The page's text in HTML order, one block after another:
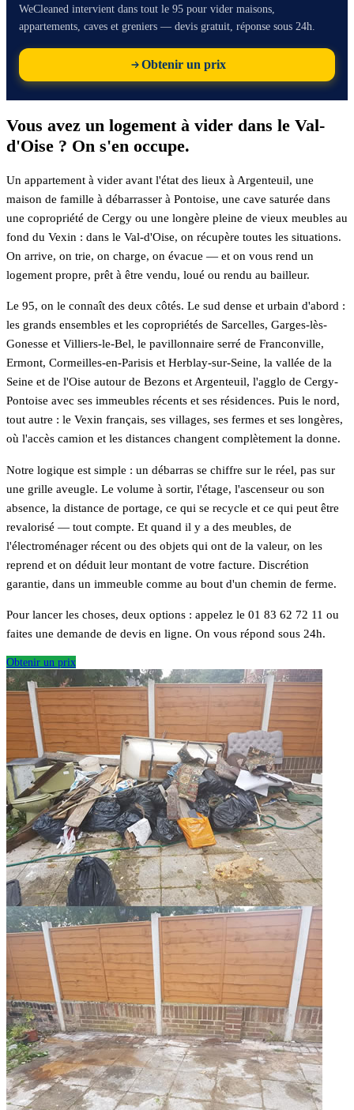
WeCleaned intervient dans tout le 95 pour vider maisons,
appartements, caves et greniers — devis gratuit, réponse sous 24h.
Obtenir un prix
Vous avez un logement à vider dans le Val-
d'Oise ? On s'en occupe.
Un appartement à vider avant l'état des lieux à Argenteuil, une
maison de famille à débarrasser à Pontoise, une cave saturée dans
une copropriété de Cergy ou une longère pleine de vieux meubles au
fond du Vexin : dans le Val-d'Oise, on récupère toutes les situations.
On arrive, on trie, on charge, on évacue — et on vous rend un
logement propre, prêt à être vendu, loué ou rendu au bailleur.
Le 95, on le connaît des deux côtés. Le sud dense et urbain d'abord :
les grands ensembles et les copropriétés de Sarcelles, Garges-lès-
Gonesse et Villiers-le-Bel, le pavillonnaire serré de Franconville,
Ermont, Cormeilles-en-Parisis et Herblay-sur-Seine, la vallée de la
Seine et de l'Oise autour de Bezons et Argenteuil, l'agglo de Cergy-
Pontoise avec ses immeubles récents et ses résidences. Puis le nord,
tout autre : le Vexin français, ses villages, ses fermes et ses longères,
où l'accès camion et les distances changent complètement la donne.
Notre logique est simple : un débarras se chiffre sur le réel, pas sur
une grille aveugle. Le volume à sortir, l'étage, l'ascenseur ou son
absence, la distance de portage, ce qui se recycle et ce qui peut être
revalorisé — tout compte. Et quand il y a des meubles, de
l'électroménager récent ou des objets qui ont de la valeur, on les
reprend et on déduit leur montant de votre facture. Discrétion
garantie, dans un immeuble comme au bout d'un chemin de ferme.
Pour lancer les choses, deux options : appelez le 01 83 62 72 11 ou
faites une demande de devis en ligne. On vous répond sous 24h.
Obtenir un prix